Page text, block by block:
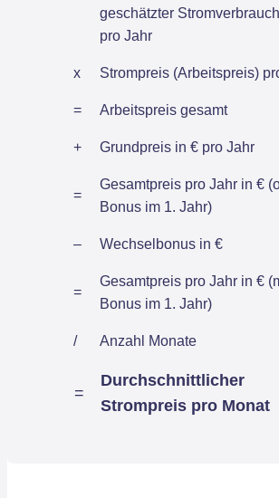
geschätzter
pro Jahr
x Strompreis (Arbeitspreis)
= Arbeitspreis gesamt
+ Grundpreis in € pro Jahr
=
Gesamtpreis pro Jahr in €
Bonus im 1. Jahr)
– Wechselbonus in €
=
Gesamtpreis pro Jahr in €
Bonus im 1. Jahr)
/ Anzahl Monate
=
Durchschnittlicher
Strompreis pro Monat